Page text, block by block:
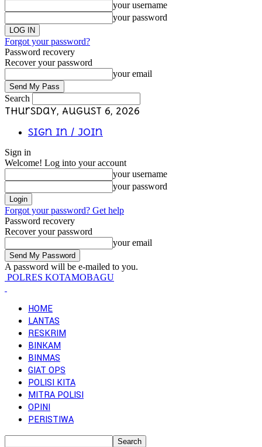
your username
your password
Forgot your password?
Password recovery
Recover your password
your email
Search
Thursday, August 6, 2026
Sign in / Join
Sign in
Welcome! Log into your account
your username
your password
Forgot your password? Get help
Password recovery
Recover your password
your email
A password will be e-mailed to you.
POLRES KOTAMOBAGU
HOME
LANTAS
RESKRIM
BINKAM
BINMAS
GIAT OPS
POLISI KITA
MITRA POLISI
OPINI
PERISTIWA